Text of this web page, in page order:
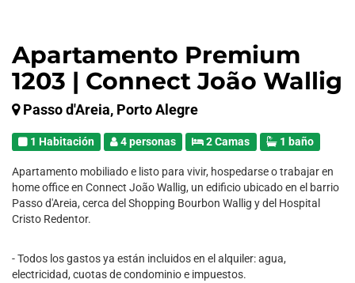
Apartamento Premium
1203 | Connect João Wallig
Passo d'Areia, Porto Alegre
1 Habitación 4 personas 2 Camas 1 baño
Apartamento mobiliado e listo para vivir, hospedarse o trabajar en
home office en Connect João Wallig, un edificio ubicado en el barrio
Passo d'Areia, cerca del Shopping Bourbon Wallig y del Hospital
Cristo Redentor.
- Todos los gastos ya están incluidos en el alquiler: agua,
electricidad, cuotas de condominio e impuestos.